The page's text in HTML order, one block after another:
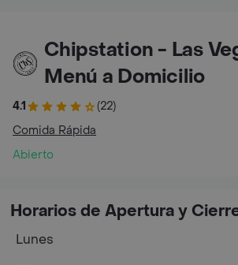
Chipstation - Las
Menú a Domicilio
4.1
(22)
Comida Rápida
Abierto
Horarios de Apertura y
Lunes